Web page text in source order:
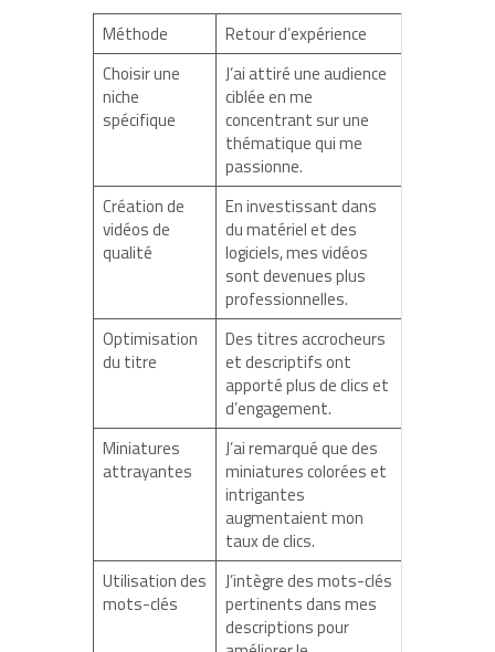
Méthode
Retour d’expérience
Choisir une
niche
spécifique
J’ai attiré une audience
ciblée en me
concentrant sur une
thématique qui me
passionne.
Création de
vidéos de
qualité
En investissant dans
du matériel et des
logiciels, mes vidéos
sont devenues plus
professionnelles.
Optimisation
du titre
Des titres accrocheurs
et descriptifs ont
apporté plus de clics et
d’engagement.
Miniatures
attrayantes
J’ai remarqué que des
miniatures colorées et
intrigantes
augmentaient mon
taux de clics.
Utilisation des
mots-clés
J’intègre des mots-clés
pertinents dans mes
descriptions pour